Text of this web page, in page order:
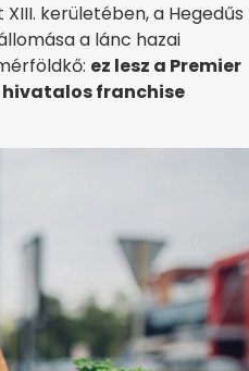
kerületében, a Hegedűs
a lánc hazai
ez lesz a Premier
hivatalos franchise